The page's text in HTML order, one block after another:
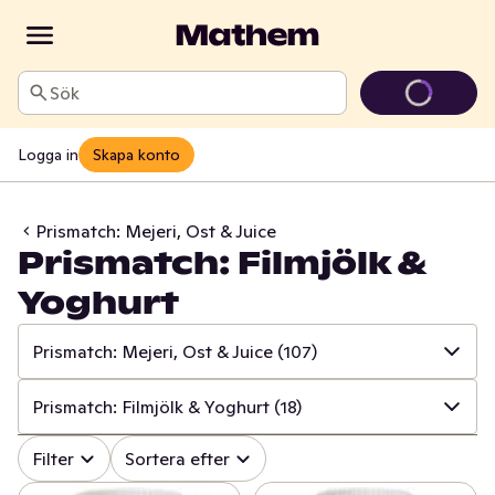
Sök
Logga in Skapa konto
Prismatch: Mejeri, Ost & Juice
Prismatch: Filmjölk &
Yoghurt
Prismatch: Mejeri, Ost & Juice (107)
✓ Alla (533)
✓ Prismatch: Frukt & Grönt (13)
Prismatch: Filmjölk & Yoghurt (18)
✓ Alla (107)
Filter Sortera efter